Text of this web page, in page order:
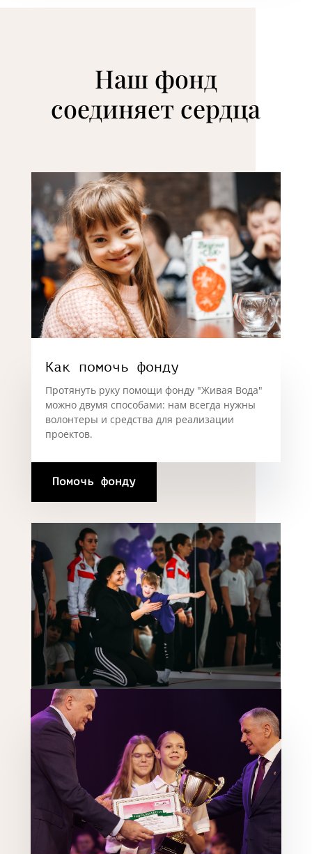
Наш фонд
соединяет сердца
Как помочь фонду
Протянуть руку помощи фонду "Живая Вода"
можно двумя способами: нам всегда нужны
волонтеры и средства для реализации
проектов.
Помочь фонду